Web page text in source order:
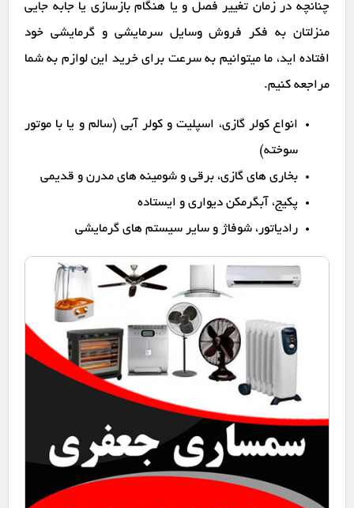
چنانچه در زمان تغییر فصل و یا هنگام بازسازی یا جابه جایی
منزلتان به فکر فروش وسایل سرمایشی و گرمایشی خود
افتاده اید، ما میتوانیم به سرعت برای خرید این لوازم به شما
مراجعه کنیم.
انواع کولر گازی، اسپلیت و کولر آبی (سالم و یا با موتور
سوخته)
بخاری های گازی، برقی و شومینه های مدرن و قدیمی
پکیج، آبگرمکن دیواری و ایستاده
رادیاتور، شوفاژ و سایر سیستم های گرمایشی